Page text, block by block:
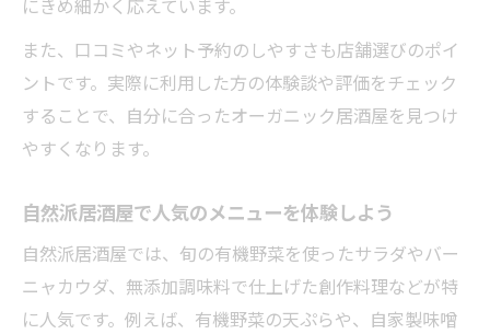
にきめ細かく応えています。
また、口コミやネット予約のしやすさも店舗選びのポイ
ントです。実際に利用した方の体験談や評価をチェック
することで、自分に合ったオーガニック居酒屋を見つけ
やすくなります。
自然派居酒屋で人気のメニューを体験しよう
自然派居酒屋では、旬の有機野菜を使ったサラダやバー
ニャカウダ、無添加調味料で仕上げた創作料理などが特
に人気です。例えば、有機野菜の天ぷらや、自家製味噌